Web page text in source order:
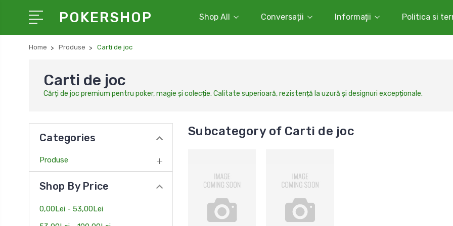
POKERSHOP Shop All Conversații Informaţii Politica si
Home Produse Carti de joc
Carti de joc
Cărți de joc premium pentru poker, magie și colecție. Calitate superioară, rezistență la uzură și designuri excepționale.
Categories
Produse
Shop By Price
0,00Lei - 53,00Lei
Subcategory of Carti de joc